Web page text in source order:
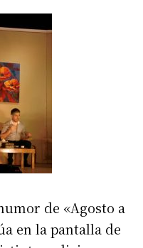
de «Agosto a
en la pantalla de